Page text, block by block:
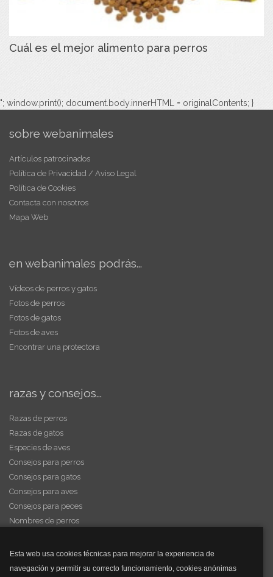
Esta web usa cookies técnicas para mejorar la experiencia de
navegación y permitir su correcto funcionamiento, cookies anónimas
Cuál es el mejor alimento para perros
"; window.print(); document.body.innerHTML = originalContents; }
sobre webanimales
Artículos patrocinados
Política de Privacidad / Aviso Legal
Política de Cookies
Contacta con nosotros
Mapa Web
en webanimales podrás...
Vídeos de perros y gatos
Fotos de perros
Fotos de gatos
Fotos de aves
Encontrar una protectora
razas y consejos...
Razas de perros
Razas de gatos
Especies de aves
Consejos para perros
Consejos para gatos
Consejos para aves
Consejos para peces
Nombres de perros